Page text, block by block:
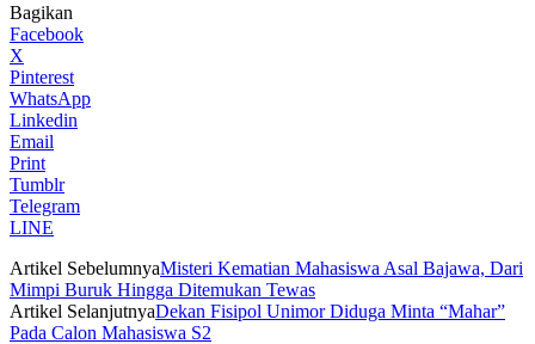
Bagikan
Facebook
X
Pinterest
WhatsApp
Linkedin
Email
Print
Tumblr
Telegram
LINE
Artikel SebelumnyaMisteri Kematian Mahasiswa Asal Bajawa, Dari
Mimpi Buruk Hingga Ditemukan Tewas
Artikel SelanjutnyaDekan Fisipol Unimor Diduga Minta “Mahar”
Pada Calon Mahasiswa S2